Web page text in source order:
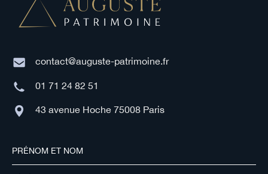
contact@auguste-patrimoine.fr
01 71 24 82 51
43 avenue Hoche 75008 Paris